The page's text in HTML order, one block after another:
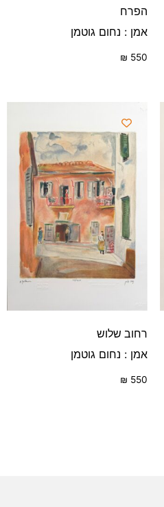
הפרח
אמן : נחום גוטמן
₪ 550
רחוב שלוש
אמן : נחום גוטמן
₪ 550